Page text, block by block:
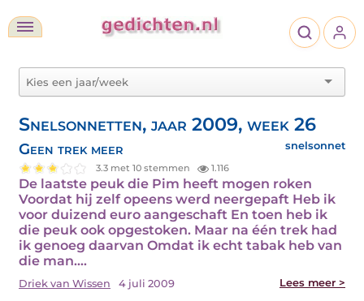
Snelsonnetten, jaar 2009, week 26
Geen trek meer snelsonnet
3.3 met 10 stemmen 1.116
De laatste peuk die Pim heeft mogen roken
Voordat hij zelf opeens werd neergepaft Heb ik
voor duizend euro aangeschaft En toen heb ik
die peuk ook opgestoken. Maar na één trek had
ik genoeg daarvan Omdat ik echt tabak heb van
die man.…
Driek van Wissen 4 juli 2009 Lees meer >